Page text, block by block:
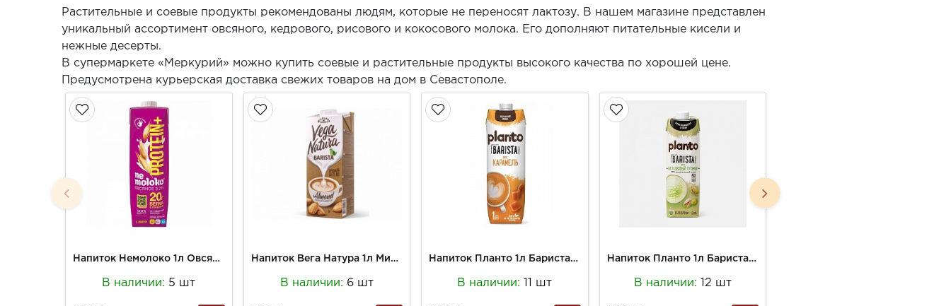
Растительные и соевые продукты рекомендованы людям, которые не переносят лактозу. В нашем магазине представлен
уникальный ассортимент овсяного, кедрового, рисового и кокосового молока. Его дополняют питательные кисели и
нежные десерты.
В супермаркете «Меркурий» можно купить соевые и растительные продукты высокого качества по хорошей цене.
Предусмотрена курьерская доставка свежих товаров на дом в Севастополе.
Напиток Немолоко 1л Овсяный Протеин +
В наличии: 5 шт
Напиток Вега Натура 1л Миндальный
В наличии: 6 шт
Напиток Планто 1л Бариста Карамель
В наличии: 11 шт
Напиток Планто 1л Бариста Фисташковый пломбир
В наличии: 12 шт